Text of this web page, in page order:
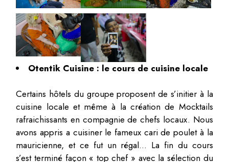
Otentik Cuisine : le cours de cuisine locale
Certains hôtels du groupe proposent de s’initier à la
cuisine locale et même à la création de Mocktails
rafraichissants en compagnie de chefs locaux. Nous
avons appris a cuisiner le fameux cari de poulet à la
mauricienne, et ce fut un régal… La fin du cours
s’est terminé façon « top chef » avec la sélection du